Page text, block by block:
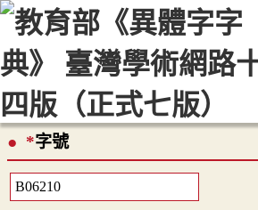
::: 最新消息 常見問題 編輯說明
顯示模式
網站導覽
*字號